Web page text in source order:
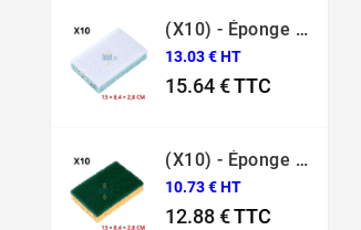
(X10) - Éponge Grattante Surface Fragile Bleue Sponrex 79
13.03 € HT
15.64 €TTC
(X10) - Éponge Grattante Professionnelle Sponrex 74
10.73 € HT
12.88 €TTC